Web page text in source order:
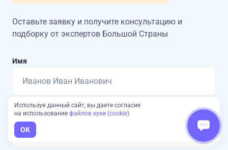
Оставьте заявку и получите консультацию и
подборку от экспертов Большой Страны
Имя
Номер телефона
Используя данный сайт, вы даете согласие
на использование файлов куки (cookie)
OK